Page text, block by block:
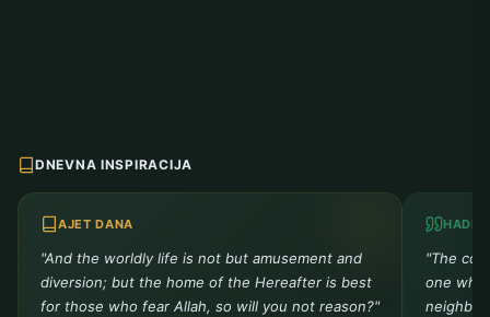
DNEVNA INSPIRACIJA
AJET DANA
"And the worldly life is not but amusement and
diversion; but the home of the Hereafter is best
for those who fear Allah, so will you not reason?"
HADIS
"The
one who